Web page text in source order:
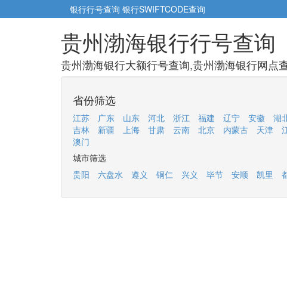
银行行号查询 银行SWIFTCODE查询
贵州渤海银行行号查询
贵州渤海银行大额行号查询,贵州渤海银行网点
省份筛选
江苏 广东 山东 河北 浙江 福建 辽宁 安徽 湖
吉林
新疆 上海 甘肃 云南 北京 内蒙古 天津
澳门
城市筛选
贵阳
六盘水 遵义 铜仁 兴义 毕节 安顺 凯里